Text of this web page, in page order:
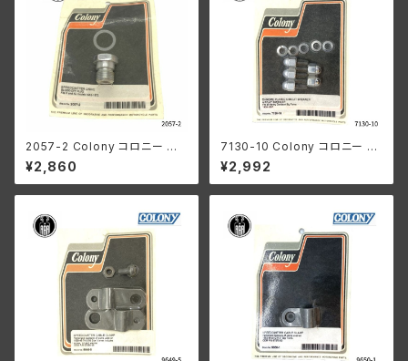
2057-2 Colony コロニー ス
ピードメーター ドライブ ブロッ
クオフ プラグ ハーレーダビッド
ソン 1952-72年 K XL
¥2,860
7130-10 Colony コロニー ク
ロームメッキ サーキット ブレー
カー リレー スクリューキット ハ
ーレーダビッドソン 1936-57年
ル ショベル
¥2,992